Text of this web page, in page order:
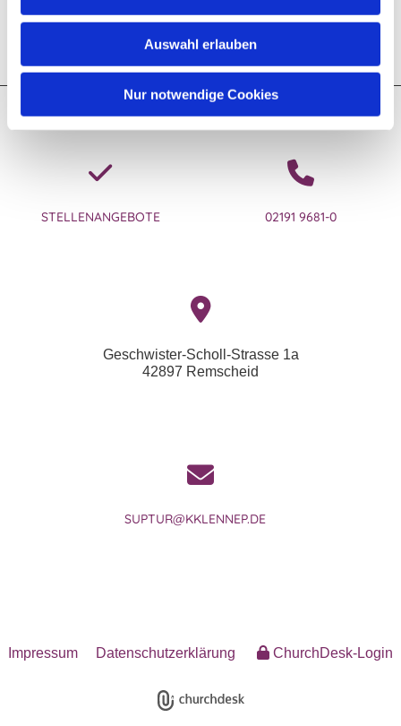
Auswahl erlauben
Nur notwendige Cookies
Kontakt zum Ev. Kirchenkreis Lennep
STELLENANGEBOTE 02191 9681-0
Geschwister-Scholl-Strasse 1a
42897 Remscheid
SUPTUR@KKLENNEP.DE
Impressum Datenschutzerklärung ChurchDesk-Login